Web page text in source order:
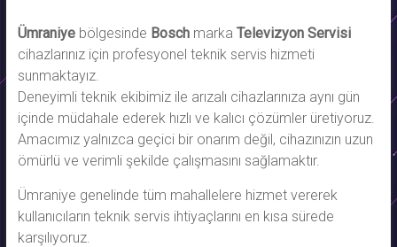
Ümraniyebölgesinde Boschmarka Televizyon Servisi
cihazlarınız için profesyonel teknik servis hizmeti
sunmaktayız.
Deneyimli teknik ekibimiz ile arızalı cihazlarınıza aynı gün
içinde müdahale ederek hızlı ve kalıcı çözümler üretiyoruz.
Amacımız yalnızca geçici bir onarım değil, cihazınızın uzun
ömürlü ve verimli şekilde çalışmasını sağlamaktır.
Ümraniye genelinde tüm mahallelere hizmet vererek
kullanıcıların teknik servis ihtiyaçlarını en kısa sürede
karşılıyoruz.